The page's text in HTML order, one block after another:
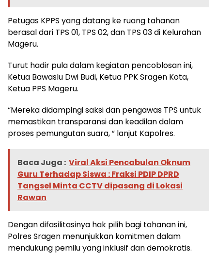
Petugas KPPS yang datang ke ruang tahanan
berasal dari TPS 01, TPS 02, dan TPS 03 di Kelurahan
Mageru.
Turut hadir pula dalam kegiatan pencoblosan ini,
Ketua Bawaslu Dwi Budi, Ketua PPK Sragen Kota,
Ketua PPS Mageru.
“Mereka didampingi saksi dan pengawas TPS untuk
memastikan transparansi dan keadilan dalam
proses pemungutan suara, ” lanjut Kapolres.
Baca Juga : Viral Aksi Pencabulan Oknum
Guru Terhadap Siswa : Fraksi PDIP DPRD
Tangsel Minta CCTV dipasang di Lokasi
Rawan
Dengan difasilitasinya hak pilih bagi tahanan ini,
Polres Sragen menunjukkan komitmen dalam
mendukung pemilu yang inklusif dan demokratis.